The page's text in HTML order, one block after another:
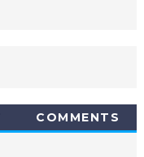
COMMENTS